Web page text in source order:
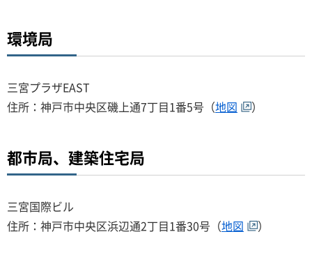
環境局
三宮プラザEAST
住所：神戸市中央区磯上通7丁目1番5号（地図 ）
都市局、建築住宅局
三宮国際ビル
住所：神戸市中央区浜辺通2丁目1番30号（地図 ）